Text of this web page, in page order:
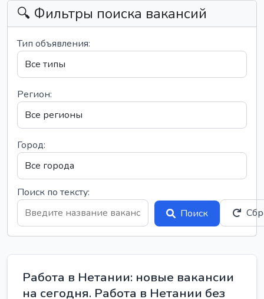
🔍 Фильтры поиска вакансий
Тип объявления:
Регион:
Город:
Поиск по тексту:
Поиск
Работа в Нетании: новые вакансии
на сегодня. Работа в Нетании без